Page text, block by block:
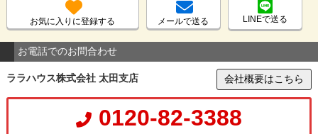
お気に入りに登録する メールで送る LINEで送る
お電話でのお問合わせ
ララハウス株式会社 太田支店 会社概要はこちら
0120-82-3388